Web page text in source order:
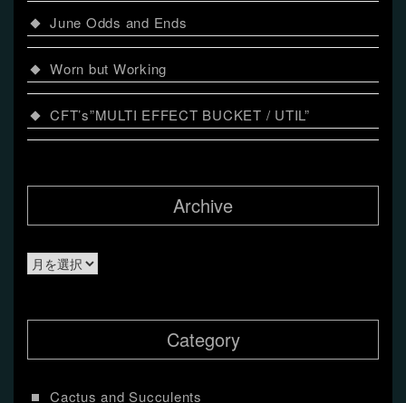
June Odds and Ends
Worn but Working
CFT’s”MULTI EFFECT BUCKET / UTIL”
Archive
Archive
Category
Cactus and Succulents